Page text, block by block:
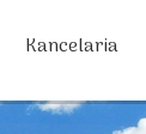
Kancelaria